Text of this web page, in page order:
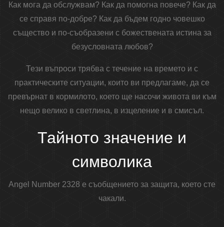
Как мога да обслужвам? Как да помогна повече? Как да
се справя по-добре? Как да бъдем годно човешко
същество и по-съобразени с божествената истина за
безусловната любов?
Тези въпроси трябва с течение на времето и с
практическите ситуации, които ви предлагаме, да се
превърнат в кормилото, което ще насочи живота ви към
нещо велико в светлина, в изцеление и в смисъл.
Тайното значение и
символика
Angel Number 2328 е съобщението за защита, което сте
чакали.